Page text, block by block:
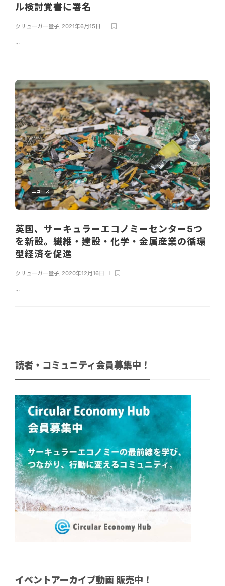
ル検討覚書に署名
クリューガー量子, 2021年6月15日
...
ニュース
英国、サーキュラーエコノミーセンター5つ
を新設。繊維・建設・化学・金属産業の循環
型経済を促進
クリューガー量子 2020年12月16日
...
読者・コミュニティ会員募集中！
イベントアーカイブ動画 販売中！